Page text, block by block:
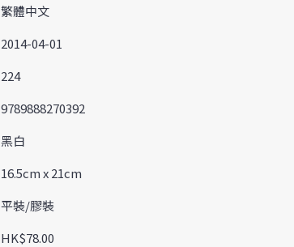
繁體中文
2014-04-01
224
9789888270392
黑白
16.5cm x 21cm
平裝/膠裝
HK$78.00